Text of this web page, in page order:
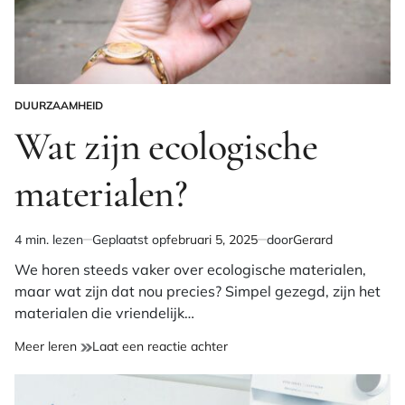
GEPLAATST
DUURZAAMHEID
Wat zijn ecologische
materialen?
Geschatte
leestijd
4 min. lezen Geplaatst opfebruari 5, 2025 doorGerard
We horen steeds vaker over ecologische materialen,
maar wat zijn dat nou precies? Simpel gezegd, zijn het
materialen die vriendelijk…
Meer leren Laat een reactie achterop
zijn